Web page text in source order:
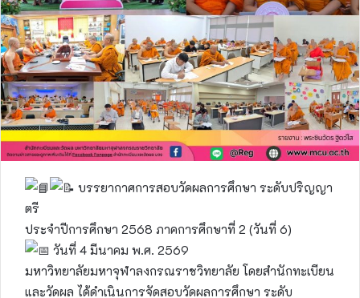
บรรยากาศการสอบวัดผลการศึกษา ระดับปริญญา
ตรี
ประจำปีการศึกษา 2568 ภาคการศึกษาที่ 2 (วันที่ 6)
วันที่ 4 มีนาคม พ.ศ. 2569
มหาวิทยาลัยมหาจุฬาลงกรณราชวิทยาลัย โดยสำนักทะเบียน
และวัดผล ได้ดำเนินการจัดสอบวัดผลการศึกษา ระดับ